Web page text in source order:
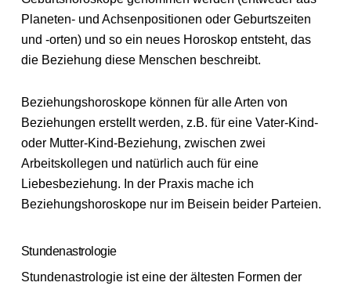
Planeten- und Achsenpositionen oder Geburtszeiten
und -orten) und so ein neues Horoskop entsteht, das
die Beziehung diese Menschen beschreibt.
Beziehungshoroskope können für alle Arten von
Beziehungen erstellt werden, z.B. für eine Vater-Kind-
oder Mutter-Kind-Beziehung, zwischen zwei
Arbeitskollegen und natürlich auch für eine
Liebesbeziehung. In der Praxis mache ich
Beziehungshoroskope nur im Beisein beider Parteien.
Stundenastrologie
Stundenastrologie ist eine der ältesten Formen der